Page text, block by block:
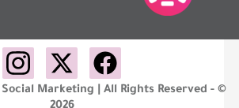
Social Marketing | All Rights Reserved -